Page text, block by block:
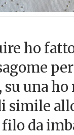
ho
una
simile
da